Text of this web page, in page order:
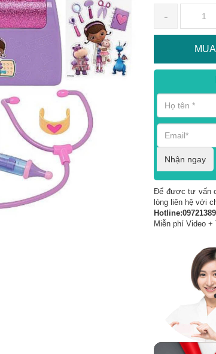
-
Nhận ngay
Để được tư vấn
lòng liên hệ với
Miễn phí Video +